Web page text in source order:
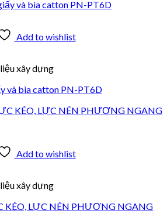
Add to wishlist
xây dựng
và bìa catton PN-PT6D
Add to wishlist
xây dựng
KÉO, LỰC NÉN PHƯƠNG NGANG